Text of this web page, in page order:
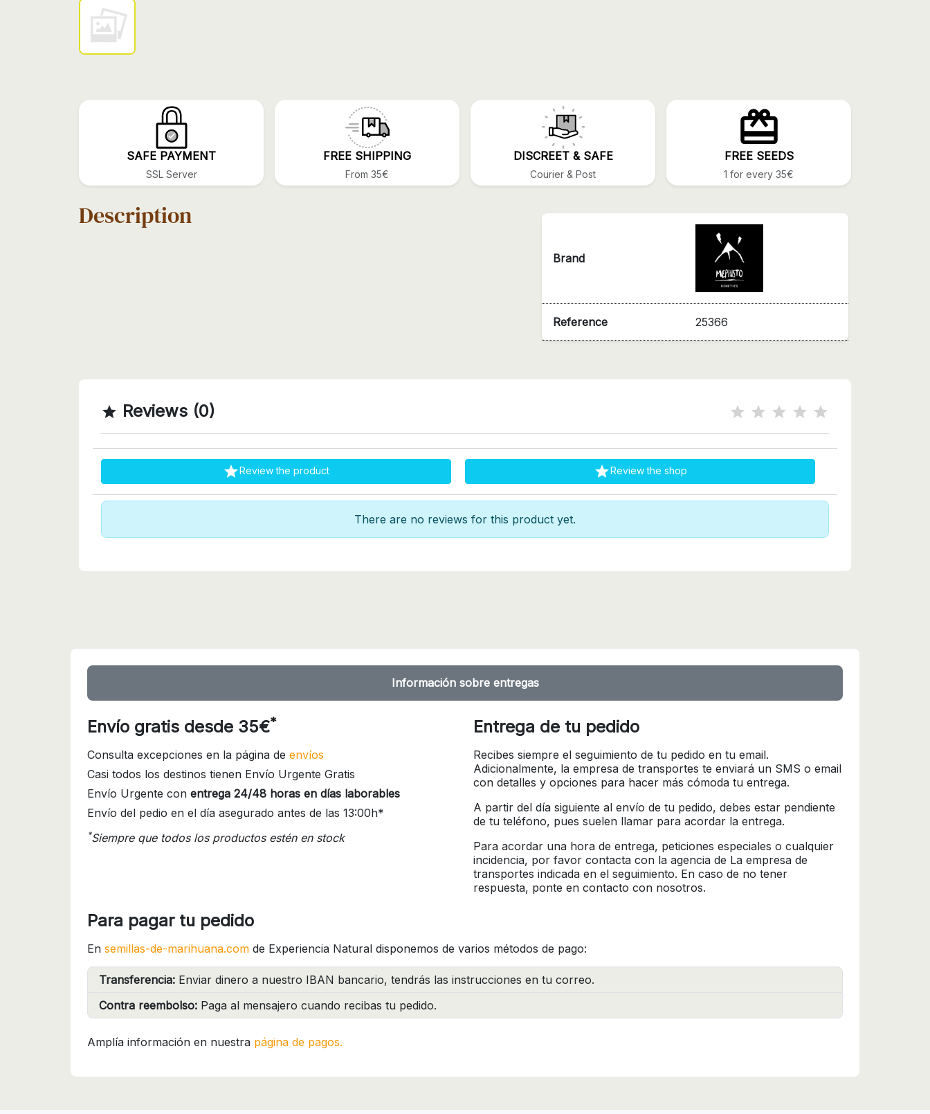
SAFE PAYMENT
SSL Server
FREE SHIPPING
From 35€
DISCREET & SAFE
Courier & Post
FREE SEEDS
1 for every 35€
Brand
Reference 25366
Description
 Reviews (0)
Review the product Review the shop
There are no reviews for this product yet.
Información sobre entregas
Envío gratis desde 35€*
Consulta excepciones en la página de envíos
Casi todos los destinos tienen Envío Urgente Gratis
Envío Urgente con entrega 24/48 horas en días laborables
Envío del pedio en el día asegurado antes de las 13:00h*
*Siempre que todos los productos estén en stock
Entrega de tu pedido
Recibes siempre el seguimiento de tu pedido en tu email.
Adicionalmente, la empresa de transportes te enviará un SMS o email
con detalles y opciones para hacer más cómoda tu entrega.
A partir del día siguiente al envío de tu pedido, debes estar pendiente
de tu teléfono, pues suelen llamar para acordar la entrega.
Para acordar una hora de entrega, peticiones especiales o cualquier
incidencia, por favor contacta con la agencia de La empresa de
transportes indicada en el seguimiento. En caso de no tener
respuesta, ponte en contacto con nosotros.
Para pagar tu pedido
En semillas-de-marihuana.com de Experiencia Natural disponemos de varios métodos de pago:
Transferencia: Enviar dinero a nuestro IBAN bancario, tendrás las instrucciones en tu correo.
Contra reembolso: Paga al mensajero cuando recibas tu pedido.
Amplía información en nuestra página de pagos.